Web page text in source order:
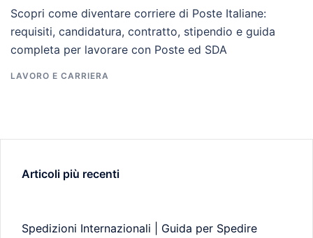
Scopri come diventare corriere di Poste Italiane:
requisiti, candidatura, contratto, stipendio e guida
completa per lavorare con Poste ed SDA
LAVORO E CARRIERA
Articoli più recenti
Spedizioni Internazionali | Guida per Spedire